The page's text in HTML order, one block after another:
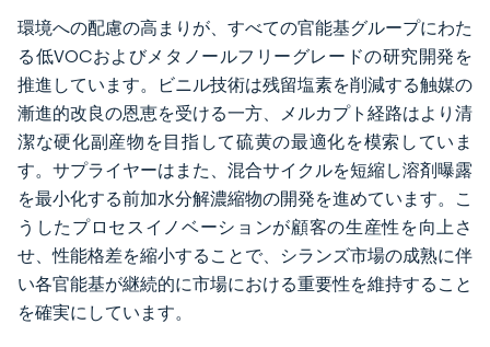
環境への配慮の高まりが、すべての官能基グループにわた
る低VOCおよびメタノールフリーグレードの研究開発を
推進しています。ビニル技術は残留塩素を削減する触媒の
漸進的改良の恩恵を受ける一方、メルカプト経路はより清
潔な硬化副産物を目指して硫黄の最適化を模索していま
す。サプライヤーはまた、混合サイクルを短縮し溶剤曝露
を最小化する前加水分解濃縮物の開発を進めています。こ
うしたプロセスイノベーションが顧客の生産性を向上さ
せ、性能格差を縮小することで、シランズ市場の成熟に伴
い各官能基が継続的に市場における重要性を維持すること
を確実にしています。